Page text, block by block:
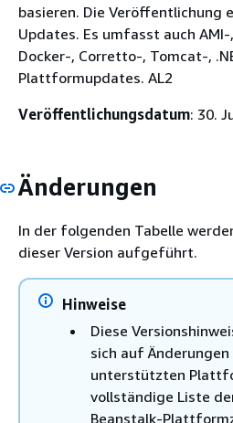
basieren. Die Veröffentlichung
Updates. Es umfasst auch
Docker-, Corretto-, Tomcat-,
Plattformupdates. AL2
Veröffentlichungsdatum: 30.
Änderungen
In der folgenden Tabelle
dieser Version aufgeführt.
Hinweise
Diese
sich auf
unterstützten
vollständige Liste
Beanstalk-